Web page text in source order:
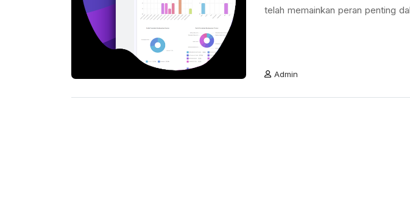
telah memainkan peran penting
Admin